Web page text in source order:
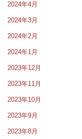
2024年4月
2024年3月
2024年2月
2024年1月
2023年12月
2023年11月
2023年10月
2023年9月
2023年8月